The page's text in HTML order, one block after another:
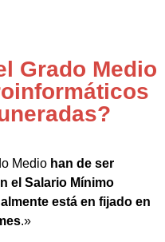
Grado Medio
Medio han de ser
el Salario Mínimo
está en fijado en
.»